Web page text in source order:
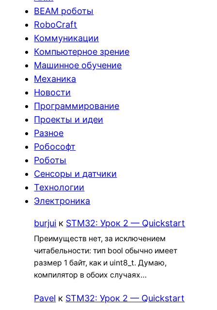
BEAM роботы
RoboCraft
Коммуникации
Компьютерное зрение
Машинное обучение
Механика
Новости
Программирование
Проекты и идеи
Разное
Робософт
Роботы
Сенсоры и датчики
Технологии
Электроника
burjui к STM32: Урок 2 — Quickstart
Преимуществ нет, за исключением
читабельности: тип bool обычно имеет
размер 1 байт, как и uint8_t. Думаю,
компилятор в обоих случаях…
Pavel к STM32: Урок 2 — Quickstart